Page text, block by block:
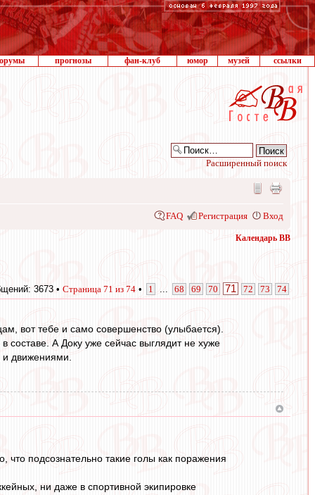
прогнозы фан-клуб юмор музей ссылки
Расширенный поиск
FAQ Регистрация Вход
Календарь ВВ
3673 • Страница 71 из 74 • 1 68 69 70 71 72 73 74
вот тебе и само совершенство (улыбается).
составе. А Доку уже сейчас выглядит не хуже
и движениями.
подсознательно такие голы как поражения
ни даже в спортивной экипировке